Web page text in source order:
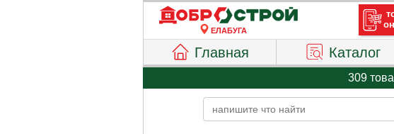
ЕЛАБУГА
Главная Каталог
309